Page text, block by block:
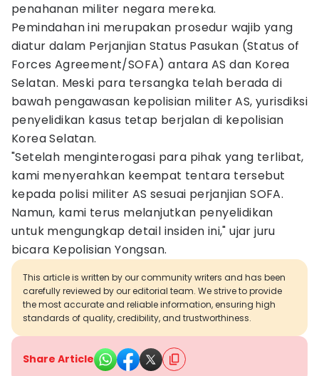
penahanan militer negara mereka.
Pemindahan ini merupakan prosedur wajib yang
diatur dalam Perjanjian Status Pasukan (Status of
Forces Agreement/SOFA) antara AS dan Korea
Selatan. Meski para tersangka telah berada di
bawah pengawasan kepolisian militer AS, yurisdiksi
penyelidikan kasus tetap berjalan di kepolisian
Korea Selatan.
"Setelah menginterogasi para pihak yang terlibat,
kami menyerahkan keempat tentara tersebut
kepada polisi militer AS sesuai perjanjian SOFA.
Namun, kami terus melanjutkan penyelidikan
untuk mengungkap detail insiden ini," ujar juru
bicara Kepolisian Yongsan.
This article is written by our community writers and has been
carefully reviewed by our editorial team. We strive to provide
the most accurate and reliable information, ensuring high
standards of quality, credibility, and trustworthiness.
Share Article